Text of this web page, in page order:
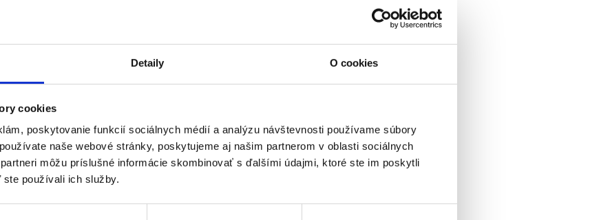
Detaily O cookies
cookies
poskytovanie funkcií sociálnych médií a analýzu návštevnosti používame súbory
naše webové stránky, poskytujeme aj našim partnerom v oblasti sociálnych
môžu príslušné informácie skombinovať s ďalšími údajmi, ktoré ste im poskytli
používali ich služby.
zdravotným stavom